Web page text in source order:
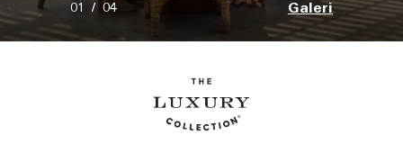
01 / 04 Galeri